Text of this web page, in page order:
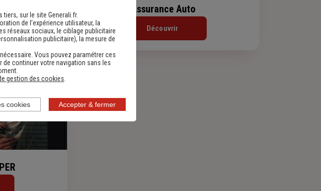
Assurance Auto
Découvrir
sur le site Generali.fr.
de l’expérience utilisateur, la
réseaux sociaux, le ciblage publicitaire
publicitaire), la mesure de
Vous pouvez paramétrer ces
continuer votre navigation sans les
gestion des cookies
Accepter & fermer
cookies